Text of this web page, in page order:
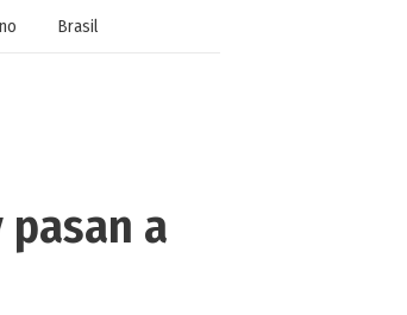
Brasil
a